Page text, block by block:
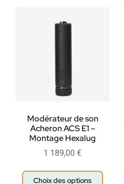
Modérateur de son
Acheron ACS E1 –
Montage Hexalug
1 189,00 €
Choix des options